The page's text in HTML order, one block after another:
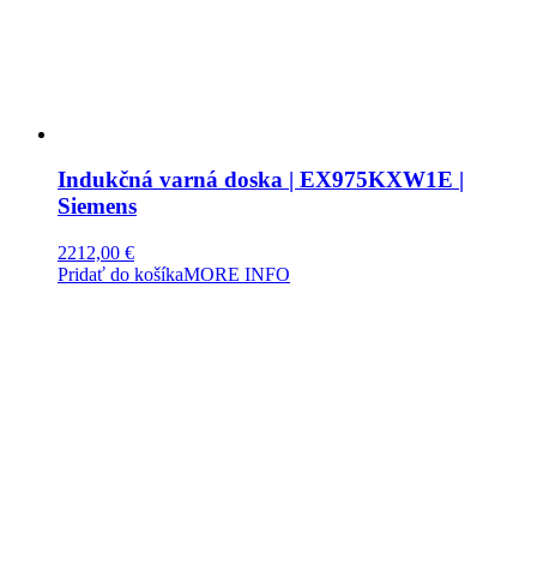
Indukčná varná doska | EX975KXW1E |
Siemens
2212,00 €
Pridať do košíkaMORE INFO